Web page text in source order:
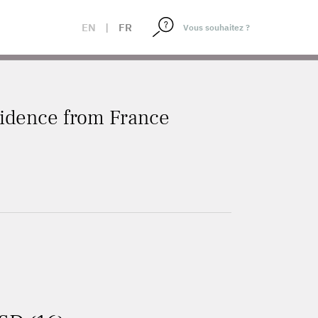
EN | FR
from France